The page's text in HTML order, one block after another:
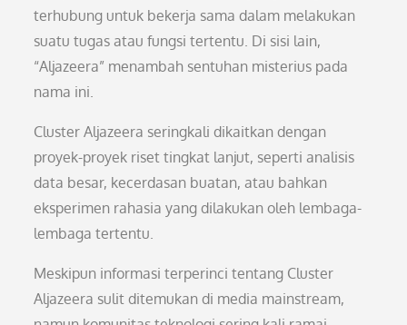
terhubung untuk bekerja sama dalam melakukan
suatu tugas atau fungsi tertentu. Di sisi lain,
“Aljazeera” menambah sentuhan misterius pada
nama ini.
Cluster Aljazeera seringkali dikaitkan dengan
proyek-proyek riset tingkat lanjut, seperti analisis
data besar, kecerdasan buatan, atau bahkan
eksperimen rahasia yang dilakukan oleh lembaga-
lembaga tertentu.
Meskipun informasi terperinci tentang Cluster
Aljazeera sulit ditemukan di media mainstream,